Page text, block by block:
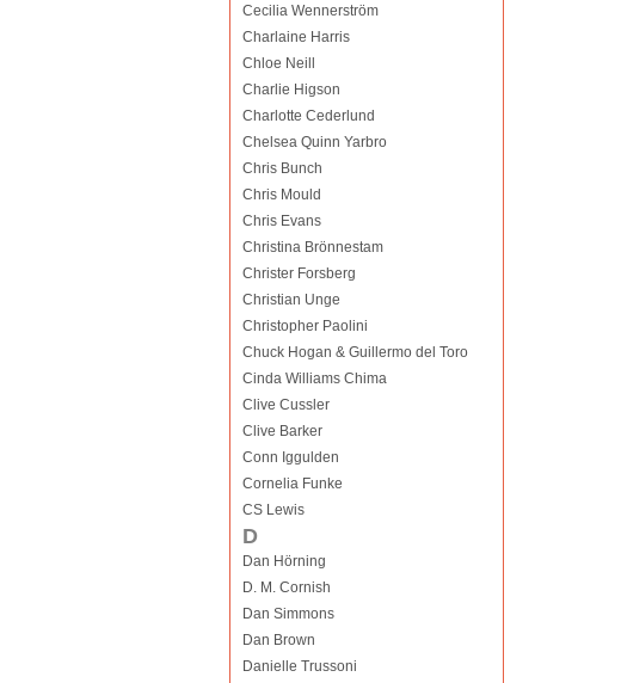
Cecilia Wennerström
Charlaine Harris
Chloe Neill
Charlie Higson
Charlotte Cederlund
Chelsea Quinn Yarbro
Chris Bunch
Chris Mould
Chris Evans
Christina Brönnestam
Christer Forsberg
Christian Unge
Christopher Paolini
Chuck Hogan & Guillermo del Toro
Cinda Williams Chima
Clive Cussler
Clive Barker
Conn Iggulden
Cornelia Funke
CS Lewis
D
Dan Hörning
D. M. Cornish
Dan Simmons
Dan Brown
Danielle Trussoni